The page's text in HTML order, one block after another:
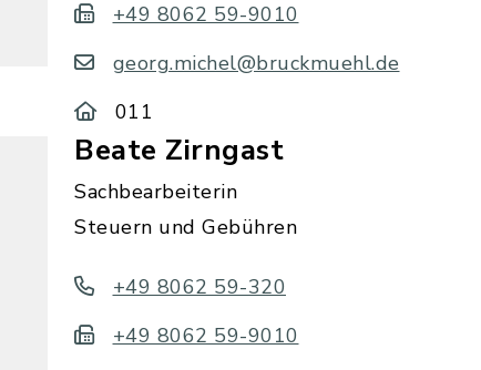
+49 8062 59-9010
georg.michel@bruckmuehl.de
011
Beate Zirngast
Sachbearbeiterin
Steuern und Gebühren
+49 8062 59-320
+49 8062 59-9010